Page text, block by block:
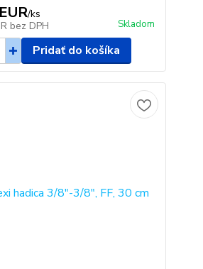
/ks
bez DPH Skladom
Pridať do košíka